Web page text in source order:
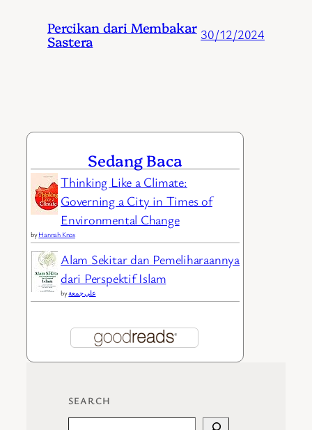
Percikan dari Membakar
Sastera 30/12/2024
Sedang Baca
Thinking Like a Climate:
Governing a City in Times of
Environmental Change
byHannah Knox
Alam Sekitar dan Pemeliharaannya
dari Perspektif Islam
byعلي جمعة
SEARCH